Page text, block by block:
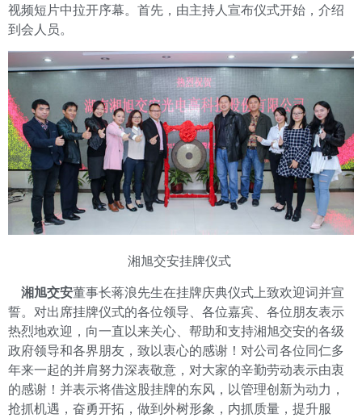
视频短片中拉开序幕。首先，由主持人宣布仪式开始，介绍
到会人员。
湘旭交安挂牌仪式
湘旭交安董事长蒋浪先生在挂牌庆典仪式上致欢迎词并宣
誓。对出席挂牌仪式的各位领导、各位嘉宾、各位朋友表示
热烈地欢迎，向一直以来关心、帮助和支持湘旭交安的各级
政府领导和各界朋友，致以衷心的感谢！对公司各位同仁多
年来一起的并肩努力深表敬意，对大家的辛勤劳动表示由衷
的感谢！并表示将借这股挂牌的东风，以管理创新为动力，
抢抓机遇，奋勇开拓，做到外树形象，内抓质量，提升服